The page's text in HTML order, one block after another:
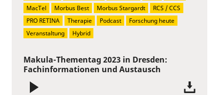
Makula-Thementag 2023 in Dresden:
Fachinformationen und Austausch
MacTel
Morbus Best Morbus Stargardt
RCS / CCS
PRO RETINA
Therapie Podcast
Forschung heute
Veranstaltung
Hybrid